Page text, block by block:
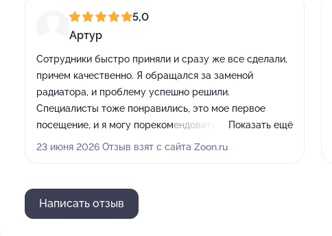
5,0
Артур
Сотрудники быстро приняли и сразу же все сделали,
причем качественно. Я обращался за заменой
радиатора, и проблему успешно решили.
Специалисты тоже понравились, это мое первое
посещение, и я могу порекомендовать ваш
автосервис за качество и скорость работы.
Показать ещё
23 июня 2026 Отзыв взят с сайта Zoon.ru
Написать отзыв